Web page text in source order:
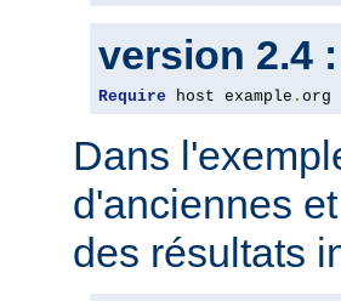
version 2.4 :
Require host example . org
Dans
d'anciennes
des résultats